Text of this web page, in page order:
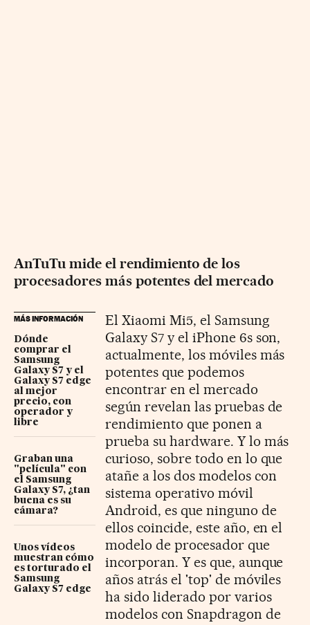
AnTuTu mide el rendimiento de los
procesadores más potentes del mercado
MÁS INFORMACIÓN
Dónde
comprar el
Samsung
Galaxy S7 y el
Galaxy S7 edge
al mejor
precio, con
operador y
libre
Graban una
"película" con
el Samsung
Galaxy S7, ¿tan
buena es su
cámara?
Unos vídeos
muestran cómo
es torturado el
Samsung
Galaxy S7 edge
El Xiaomi Mi5, el Samsung
Galaxy S7 y el iPhone 6s son,
actualmente, los móviles más
potentes que podemos
encontrar en el mercado
según revelan las pruebas de
rendimiento que ponen a
prueba su hardware. Y lo más
curioso, sobre todo en lo que
atañe a los dos modelos con
sistema operativo móvil
Android, es que ninguno de
ellos coincide, este año, en el
modelo de procesador que
incorporan. Y es que, aunque
años atrás el 'top' de móviles
ha sido liderado por varios
modelos con Snapdragon de